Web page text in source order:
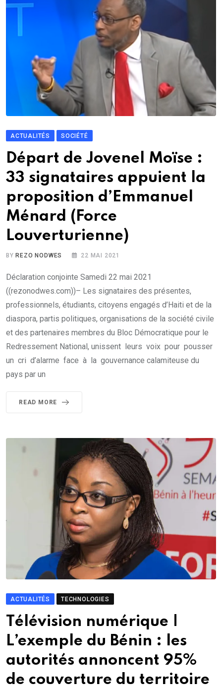
ACTUALITÉS SOCIÉTÉ
Départ de Jovenel Moïse :
33 signataires appuient la
proposition d’Emmanuel
Ménard (Force
Louverturienne)
BYREZO NODWES 22 MAI 2021
Déclaration conjointe Samedi 22 mai 2021
((rezonodwes.com))– Les signataires des présentes,
professionnels, étudiants, citoyens engagés d’Haiti et de la
diaspora, partis politiques, organisations de la société civile
et des partenaires membres du Bloc Démocratique pour le
Redressement National, unissent leurs voix pour pousser
un cri d’alarme face à la gouvernance calamiteuse du
pays par un
READ MORE
ACTUALITÉS TECHNOLOGIES
Télévision numérique |
L’exemple du Bénin : les
autorités annoncent 95%
de couverture du territoire